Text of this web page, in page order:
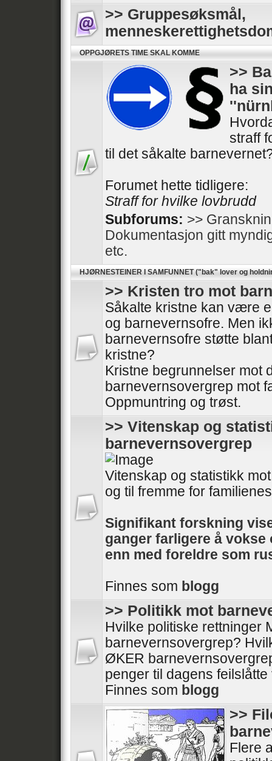
>> Gruppesøksmål,
OPPGJØRETS TIME SKAL KOMME
>>
ha
straff
til det såkalte
Forumet hette tidligere:
Straff for hvilke lovbrudd
Subforums: >>
Dokumentasjon gitt
etc.
HJØRNESTEINER I SAMFUNNET ("bak" lover og
>> Kristen tro mot
Såkalte kristne kan være
og barnevernsofre. Men
barnevernsofre støtte
kristne?
Kristne begrunnelser mot
barnevernsovergrep mot
Oppmuntring og trøst.
>> Vitenskap og
barnevernsovergrep
Vitenskap og statistikk
og til fremme for
Signifikant forskning
ganger farligere å vokse
enn med foreldre som
Finnes som blogg
>> Politikk mot
Hvilke politiske rettninger
barnevernsovergrep?
ØKER
penger til dagens
Finnes som blogg
>>
Flere